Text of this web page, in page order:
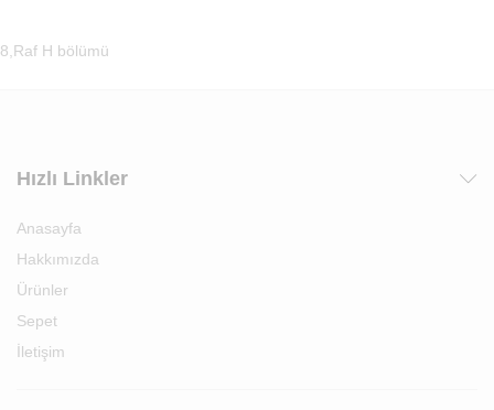
8,Raf H bölümü
Hızlı Linkler
Anasayfa
Hakkımızda
Ürünler
Sepet
İletişim